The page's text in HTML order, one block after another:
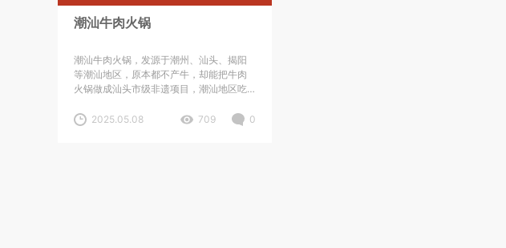
潮汕牛肉火锅
潮汕牛肉火锅，发源于潮州、汕头、揭阳
等潮汕地区，原本都不产牛，却能把牛肉
火锅做成汕头市级非遗项目，潮汕地区吃
料“沙爹”，成为潮汕牛肉火锅搭档“沙茶”。
2025.05.08 709 0